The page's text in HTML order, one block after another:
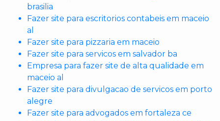
brasilia
Fazer site para escritorios contabeis em maceio
al
Fazer site para pizzaria em maceio
Fazer site para servicos em salvador ba
Empresa para fazer site de alta qualidade em
maceio al
Fazer site para divulgacao de servicos em porto
alegre
Fazer site para advogados em fortaleza ce